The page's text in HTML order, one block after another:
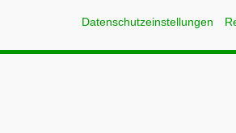
Datenschutzeinstellungen